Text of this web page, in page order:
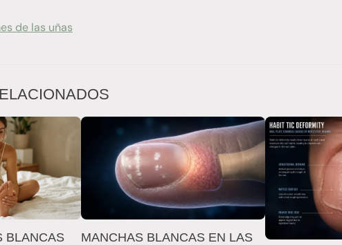
de las uñas
BLANCAS
MANCHAS BLANCAS EN LAS